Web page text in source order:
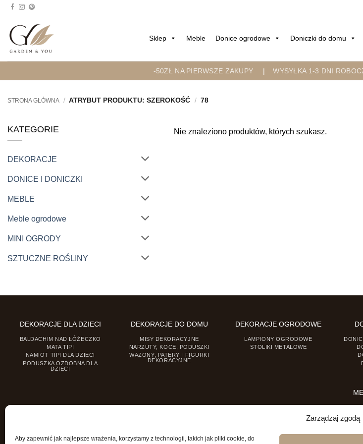
Zarządzaj zgodą
Aby zapewnić jak najlepsze wrażenia, korzystamy z technologii, takich jak pliki cookie, do
Przejdź
treści
Sklep Meble Donice ogrodowe Doniczki do domu
-50ZŁ NA PIERWSZE ZAKUPY |WYSYŁKA 1-3 DNI
STRONA GŁÓWNA / ATRYBUT PRODUKTU: SZEROKOŚĆ / 78
KATEGORIE
DEKORACJE
DONICE I DONICZKI
MEBLE
Meble ogrodowe
MINI OGRODY
SZTUCZNE ROŚLINY
Nie znaleziono produktów, których szukasz.
DEKORACJE DLA DZIECI
BALDACHIM NAD ŁÓŻECZKO
MATA TIPI
NAMIOT TIPI DLA DZIECI
PODUSZKA OZDOBNA DLA
DZIECI
DEKORACJE DO DOMU
MISY DEKORACYJNE
NARZUTY, KOCE, PODUSZKI
WAZONY, PATERY I FIGURKI
DEKORACYJNE
DEKORACJE OGRODOWE
LAMPIONY OGRODOWE
STOLIKI METALOWE